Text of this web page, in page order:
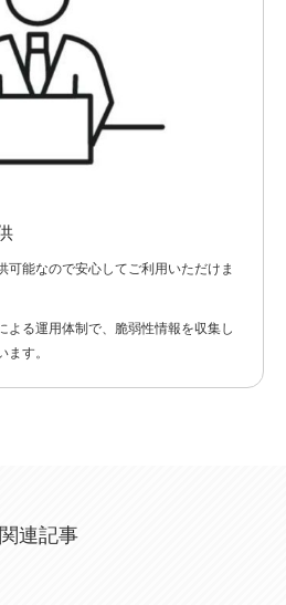
可能なので安心してご利用いただけま
よる運用体制で、脆弱性情報を収集し
す。
関連記事